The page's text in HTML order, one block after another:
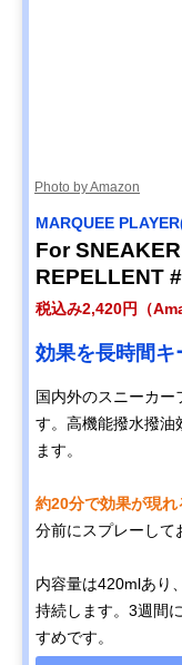
Photo by Amazon
MARQUEE
For
REPELLENT
税込み2,420円（
効果を長時間キ
国内外のスニーカ
す。高機能撥水撥油
ます。
約20分で効果が現れ
分前にスプレーして
内容量は420mlあり
持続します。3週間
すめです。